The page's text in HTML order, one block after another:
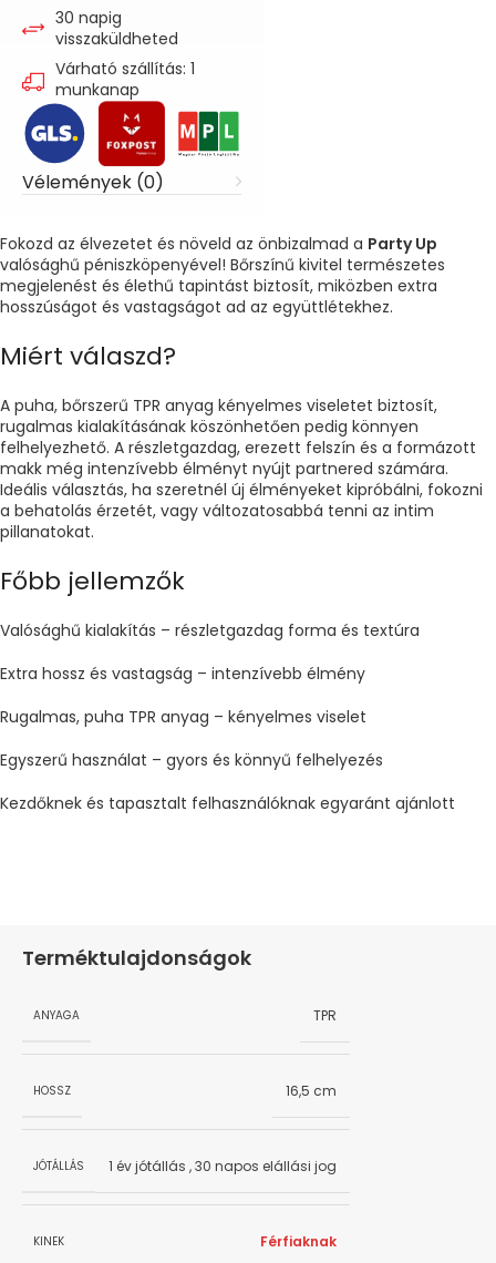
30 napig
visszaküldheted
Várható szállítás: 1
munkanap
Vélemények (0)
Fokozd az élvezetet és növeld az önbizalmad a Party Up
valósághű péniszköpenyével! Bőrszínű kivitel természetes
megjelenést és élethű tapintást biztosít, miközben extra
hosszúságot és vastagságot ad az együttlétekhez.
Miért válaszd?
A puha, bőrszerű TPR anyag kényelmes viseletet biztosít,
rugalmas kialakításának köszönhetően pedig könnyen
felhelyezhető. A részletgazdag, erezett felszín és a formázott
makk még intenzívebb élményt nyújt partnered számára.
Ideális választás, ha szeretnél új élményeket kipróbálni, fokozni
a behatolás érzetét, vagy változatosabbá tenni az intim
pillanatokat.
Főbb jellemzők
Valósághű kialakítás – részletgazdag forma és textúra
Extra hossz és vastagság – intenzívebb élmény
Rugalmas, puha TPR anyag – kényelmes viselet
Egyszerű használat – gyors és könnyű felhelyezés
Kezdőknek és tapasztalt felhasználóknak egyaránt ajánlott
Terméktulajdonságok
ANYAGA TPR
HOSSZ 16,5 cm
JÓTÁLLÁS 1 év jótállás ,30 napos elállási jog
KINEK Férfiaknak